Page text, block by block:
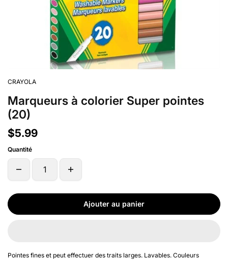
CRAYOLA
Marqueurs à colorier Super pointes
(20)
$5.99
Quantité
Ajouter au panier
Pointes fines et peut effectuer des traits larges. Lavables. Couleurs